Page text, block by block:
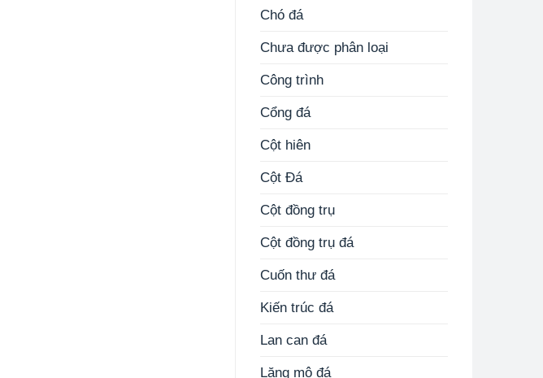
Chó đá
Chưa được phân loại
Công trình
Cổng đá
Cột hiên
Cột Đá
Cột đồng trụ
Cột đồng trụ đá
Cuốn thư đá
Kiến trúc đá
Lan can đá
Lăng mộ đá